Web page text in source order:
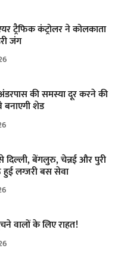
ट्रैफिक कंट्रोलर ने कोलकाता
जंग
अंडरपास की समस्या दूर करने की
बनाएगी शेड
दिल्ली, बेंगलुरु, चेन्नई और पुरी
लग्जरी बस सेवा
वालों के लिए राहत!